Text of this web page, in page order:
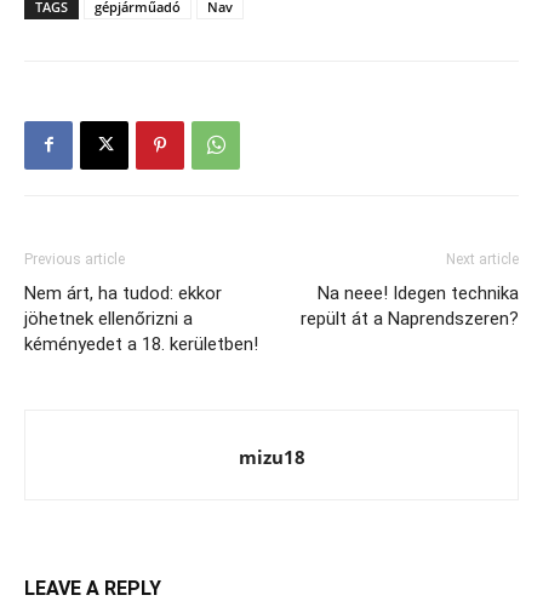
TAGS gépjárműadó Nav
Previous article
Nem árt, ha tudod: ekkor
jöhetnek ellenőrizni a
kéményedet a 18. kerületben!
Next article
Na neee! Idegen technika
repült át a Naprendszeren?
mizu18
LEAVE A REPLY